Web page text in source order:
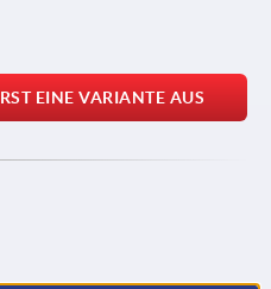
EINE VARIANTE AUS